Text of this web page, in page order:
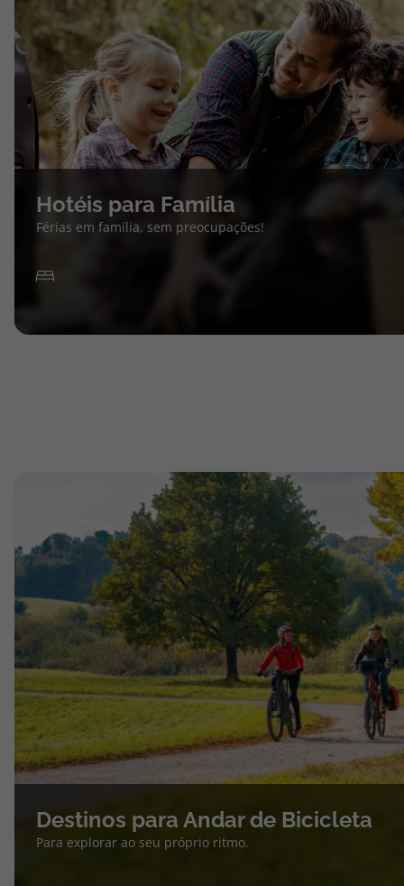
Hotéis para Família
Férias em família, sem preocupações!
Destinos para Andar de Bicicleta
Para explorar ao seu próprio ritmo.